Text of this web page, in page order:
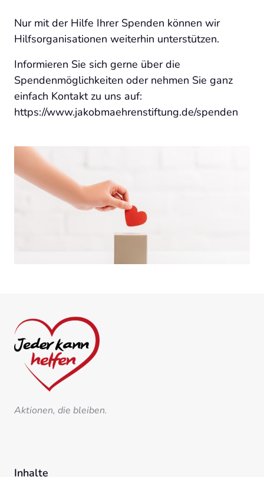
Nur mit der Hilfe Ihrer Spenden können wir
Hilfsorganisationen weiterhin unterstützen.
Informieren Sie sich gerne über die
Spendenmöglichkeiten oder nehmen Sie ganz
einfach Kontakt zu uns auf:
https://www.jakobmaehrenstiftung.de/spenden
Aktionen, die bleiben.
Inhalte